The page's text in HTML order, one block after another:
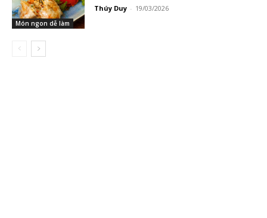
Món ngon dễ làm
Thúy Duy - 19/03/2026